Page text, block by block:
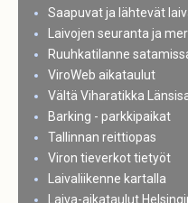
Saapuvat ja lähtevät
Laivojen seuranta ja
Ruuhkatilanne
ViroWeb aikataulut
Vältä Viharatikka
Barking - parkkipaikat
Tallinnan reittiopas
Viron tieverkot tietyöt
Laivaliikenne kartalla
Laiva-aikataulut